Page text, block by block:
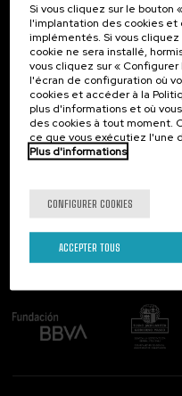
Contact
Palacio Miramar
Paseo de Miraconcha, 48
20007 Donostia / San Sebastián
Gipuzkoa, Spain
Contactez-nous!
Suivez-nous
Si vous cliquez sur le bouton
l'implantation des cookies
implémentés. Si vous
cookie ne sera installé,
vous cliquez sur «
l'écran de configuration où
cookies et accéder à la
plus d'informations et où
des cookies à tout moment.
ce que vous exécutiez l'une
Plus d'informations
CONFIGURER COOKIES
ACCEPTER TOUS